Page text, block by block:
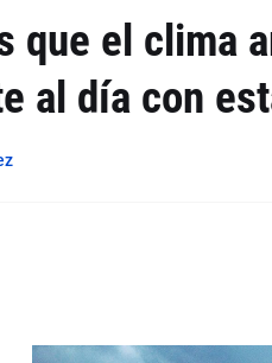
que el clima
al día con